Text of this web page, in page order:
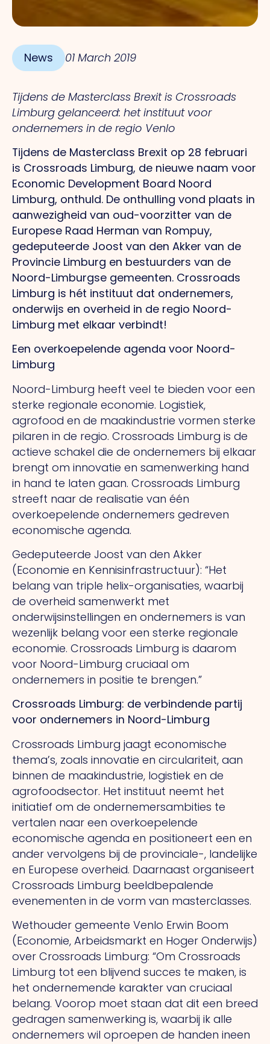
News 01 March 2019
Tijdens de Masterclass Brexit is Crossroads
Limburg gelanceerd: het instituut voor
ondernemers in de regio Venlo
Tijdens de Masterclass Brexit op 28 februari
is Crossroads Limburg, de nieuwe naam voor
Economic Development Board Noord
Limburg, onthuld. De onthulling vond plaats in
aanwezigheid van oud-voorzitter van de
Europese Raad Herman van Rompuy,
gedeputeerde Joost van den Akker van de
Provincie Limburg en bestuurders van de
Noord-Limburgse gemeenten. Crossroads
Limburg is hét instituut dat ondernemers,
onderwijs en overheid in de regio Noord-
Limburg met elkaar verbindt!
Een overkoepelende agenda voor Noord-
Limburg
Noord-Limburg heeft veel te bieden voor een
sterke regionale economie. Logistiek,
agrofood en de maakindustrie vormen sterke
pilaren in de regio. Crossroads Limburg is de
actieve schakel die de ondernemers bij elkaar
brengt om innovatie en samenwerking hand
in hand te laten gaan. Crossroads Limburg
streeft naar de realisatie van één
overkoepelende ondernemers gedreven
economische agenda.
Gedeputeerde Joost van den Akker
(Economie en Kennisinfrastructuur): “Het
belang van triple helix-organisaties, waarbij
de overheid samenwerkt met
onderwijsinstellingen en ondernemers is van
wezenlijk belang voor een sterke regionale
economie. Crossroads Limburg is daarom
voor Noord-Limburg cruciaal om
ondernemers in positie te brengen.”
Crossroads Limburg: de verbindende partij
voor ondernemers in Noord-Limburg
Crossroads Limburg jaagt economische
thema’s, zoals innovatie en circulariteit, aan
binnen de maakindustrie, logistiek en de
agrofoodsector. Het instituut neemt het
initiatief om de ondernemersambities te
vertalen naar een overkoepelende
economische agenda en positioneert een en
ander vervolgens bij de provinciale-, landelijke
en Europese overheid. Daarnaast organiseert
Crossroads Limburg beeldbepalende
evenementen in de vorm van masterclasses.
Wethouder gemeente Venlo Erwin Boom
(Economie, Arbeidsmarkt en Hoger Onderwijs)
over Crossroads Limburg: “Om Crossroads
Limburg tot een blijvend succes te maken, is
het ondernemende karakter van cruciaal
belang. Voorop moet staan dat dit een breed
gedragen samenwerking is, waarbij ik alle
ondernemers wil oproepen de handen ineen